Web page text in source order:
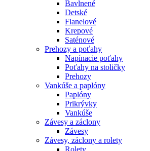
Bavlnené
Detské
Flanelové
Krepové
Saténové
Prehozy a poťahy
Napínacie poťahy
Poťahy na stoličky
Prehozy
Vankúše a paplóny
Paplóny
Prikrývky
Vankúše
Závesy a záclony
Závesy
Závesy, záclony a rolety
Rolety